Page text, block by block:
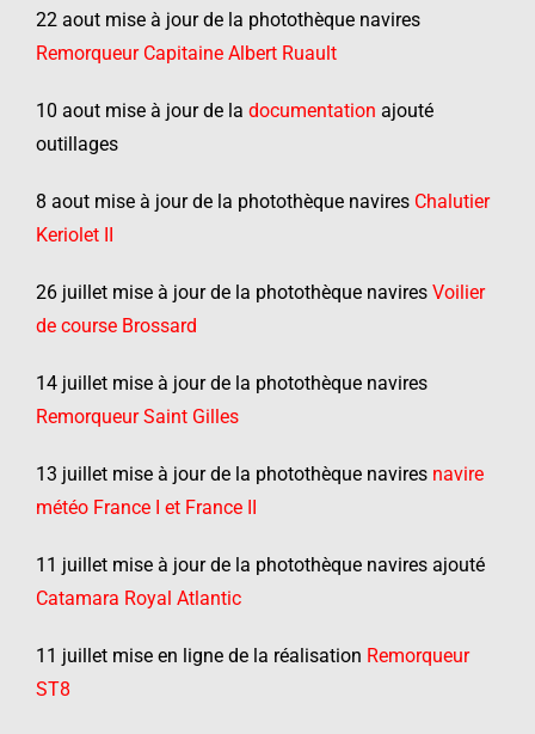
22 aout mise à jour de la photothèque navires
Remorqueur Capitaine Albert Ruault
10 aout mise à jour de la documentation ajouté
outillages
8 aout mise à jour de la photothèque navires Chalutier
Keriolet II
26 juillet mise à jour de la photothèque navires Voilier
de course Brossard
14 juillet mise à jour de la photothèque navires
Remorqueur Saint Gilles
13 juillet mise à jour de la photothèque navires navire
météo France I et France II
11 juillet mise à jour de la photothèque navires ajouté
Catamara Royal Atlantic
11 juillet mise en ligne de la réalisation Remorqueur
ST8